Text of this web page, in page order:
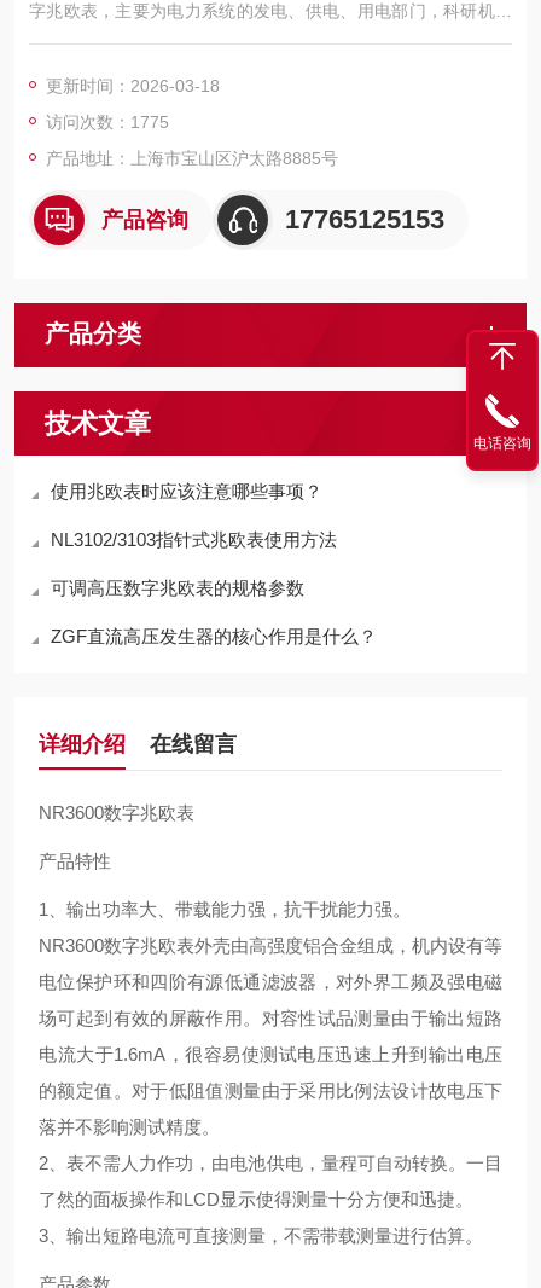
字兆欧表，主要为电力系统的发电、供电、用电部门，科研机构
与电力设备相关的生产企业，提供的高压试验设备和检测仪器仪
更新时间：2026-03-18
访问次数：1775
产品地址：上海市宝山区沪太路8885号
产品咨询 17765125153
产品分类
技术文章
使用兆欧表时应该注意哪些事项？
NL3102/3103指针式兆欧表使用方法
可调高压数字兆欧表的规格参数
ZGF直流高压发生器的核心作用是什么？
详细介绍 在线留言
NR3600数字兆欧表
产品特性
1、输出功率大、带载能力强，抗干扰能力强。
NR3600数字兆欧表外壳由高强度铝合金组成，机内设有等
电位保护环和四阶有源低通滤波器，对外界工频及强电磁
场可起到有效的屏蔽作用。对容性试品测量由于输出短路
电流大于1.6mA，很容易使测试电压迅速上升到输出电压
的额定值。对于低阻值测量由于采用比例法设计故电压下
落并不影响测试精度。
2、表不需人力作功，由电池供电，量程可自动转换。一目
了然的面板操作和LCD显示使得测量十分方便和迅捷。
3、 输出短路电流可直接测量，不需带载测量进行估算。
产品参数
电话咨询